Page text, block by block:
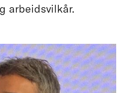
arbeidsvilkår.